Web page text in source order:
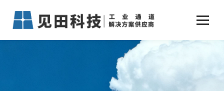
业务中心
仓储物流通道解决方案
新闻动态 +